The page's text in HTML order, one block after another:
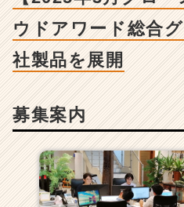
0
グ
ロ
ー
ス
市
ウドアワード総合
社製品を展開
募集案内